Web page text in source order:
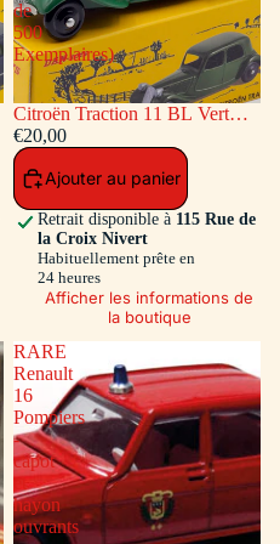
de
500
Exemplaires)
Citroën Traction 11 BL Vert
(Série de 500 Exemplaires)
€20,00
Ajouter au panier
Retrait disponible à 115 Rue de
la Croix Nivert
Habituellement prête en
24 heures
Afficher les informations de
la boutique
RARE
Renault
16
Pompiers
-
capot
et
hayon
ouvrants